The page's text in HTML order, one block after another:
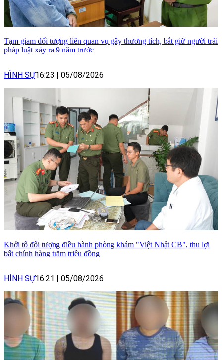
Tạm giam đối tượng liên quan vụ gây thương tích, bắt giữ người trái
pháp luật xảy ra 9 năm trước
HÌNH SỰ16:23 05/08/2026
Khởi tố đối tượng điều hành phòng khám "Việt Nhật CB", thu lợi
bất chính hàng trăm triệu đồng
HÌNH SỰ16:21 05/08/2026